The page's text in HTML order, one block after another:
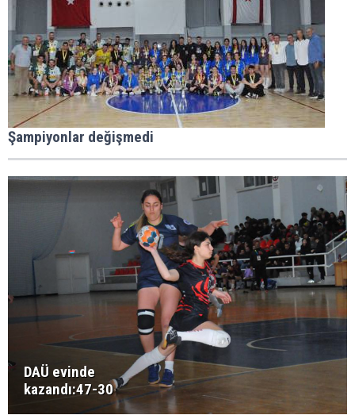
Şampiyonlar değişmedi
DAÜ evinde
kazandı:47-30